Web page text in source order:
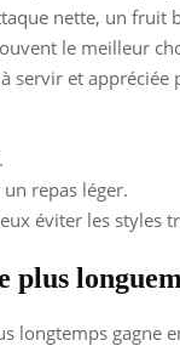
nette, un fruit
le meilleur
servir et appréciée
repas léger.
éviter les styles
plus
longtemps gagne